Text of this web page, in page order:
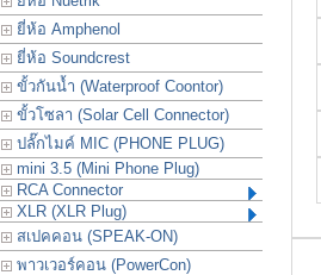
ยี่ห้อ Amphenol
ยี่ห้อ Soundcrest
ขั้วกันน้ำ (Waterproof Coontor)
ขั้วโซลา (Solar Cell Connector)
ปลั๊กไมค์ MIC (PHONE PLUG)
mini 3.5 (Mini Phone Plug)
RCA Connector
XLR (XLR Plug)
สเปคคอน (SPEAK-ON)
พาวเวอร์คอน (PowerCon)